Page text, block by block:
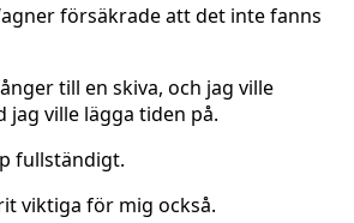
försäkrade att det inte fanns
till en skiva, och jag ville
ville lägga tiden på.
fullständigt.
viktiga för mig också.